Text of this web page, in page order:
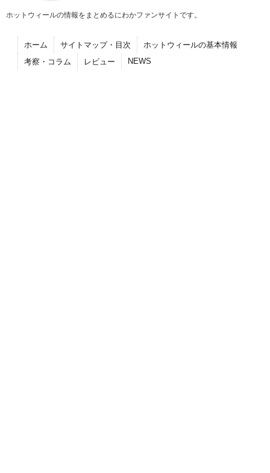
ホットウィールの情報をまとめるにわかファンサイトです。
ホーム サイトマップ・目次
ホットウィールの基本情報
考察・コラム
レビュー NEWS